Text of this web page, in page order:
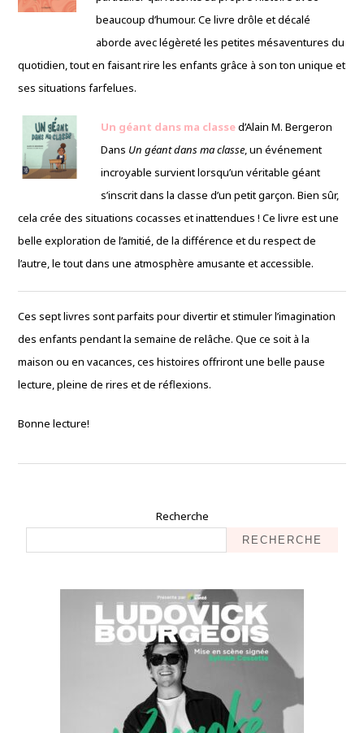
beaucoup d’humour. Ce livre drôle et décalé
aborde avec légèreté les petites mésaventures du
quotidien, tout en faisant rire les enfants grâce à son ton unique et
ses situations farfelues.
Un géant dans ma classed’Alain M. Bergeron
Dans Un géant dans ma classe, un événement
incroyable survient lorsqu’un véritable géant
s’inscrit dans la classe d’un petit garçon. Bien sûr,
cela crée des situations cocasses et inattendues ! Ce livre est une
belle exploration de l’amitié, de la différence et du respect de
l’autre, le tout dans une atmosphère amusante et accessible.
Ces sept livres sont parfaits pour divertir et stimuler l’imagination
des enfants pendant la semaine de relâche. Que ce soit à la
maison ou en vacances, ces histoires offriront une belle pause
lecture, pleine de rires et de réflexions.
Bonne lecture!
Recherche
RECHERCHE